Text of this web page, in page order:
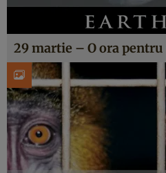
29 martie – O ora